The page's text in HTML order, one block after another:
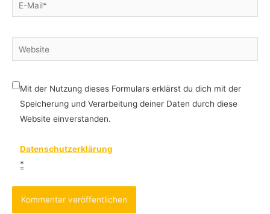
Mail*
Website
Mit der Nutzung dieses Formulars erklärst du dich mit der
Speicherung und Verarbeitung deiner Daten durch diese
Website einverstanden.
Datenschutzerklärung
*